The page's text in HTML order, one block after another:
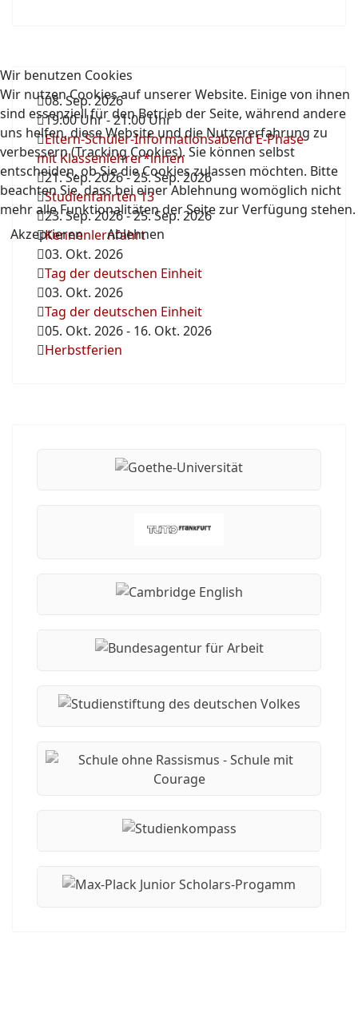
08. Sep. 2026
19:00 Uhr-21:00 Uhr
Eltern-Schüler-Informationsabend E-Phase
mit Klassenlehrer*innen
21. Sep. 2026-25. Sep. 2026
Studienfahrten 13
23. Sep. 2026-25. Sep. 2026
Kennenlernfahrt
03. Okt. 2026
Tag der deutschen Einheit
03. Okt. 2026
Tag der deutschen Einheit
05. Okt. 2026- 16. Okt. 2026
Herbstferien
Wir benutzen Cookies
Wir nutzen Cookies auf unserer Website. Einige von ihnen
sind essenziell für den Betrieb der Seite, während andere
uns helfen, diese Website und die Nutzererfahrung zu
verbessern (Tracking Cookies). Sie können selbst
entscheiden, ob Sie die Cookies zulassen möchten. Bitte
beachten Sie, dass bei einer Ablehnung womöglich nicht
mehr alle Funktionalitäten der Seite zur Verfügung stehen.
Akzeptieren
Ablehnen